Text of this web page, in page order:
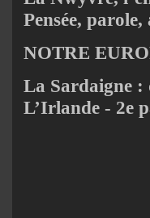
Pensée,
NOTRE
La Sardaigne :
L’Irlande - 2e